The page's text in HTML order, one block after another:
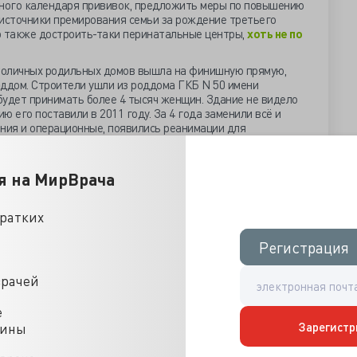
на МирВрача
Регистрация
Регистрация
календаря прививок, предложить меры по повышению
премирования семьи за рождение третьего
достроить-таки перинатальные центры, хоть не по
родильных домов вышла на финишную прямую,
Строители ушли из роддома ГКБ N 50 имени
принимать более 4 тысяч женщин. Здание не видело
его поставили в 2011 году. За 4 года заменили всё и
и операционные, появились реанимации для
соблюдён,
все российские аптечные пункты на наличие
которых там быть не должно. Оные средства
медицинские учреждения, обеспеченные
процесса лекарственного аборта. Выявление
аборта на основе мифепристона и мизопростола в
Росздравнадзор к такому поиску не уполномочен…
решил окончательно избавить страну от лучшей
к общероссийскому стандарту. Главный врач Махсон
в отраслевые лидеры и активно мешающий
трудового контракта. Назначенный на его место
РОНЦ» и зам по хирургии Павел Кононец
без объяснения причин ДЗ заменил его на «местного» -
Нет никаких оснований думать, что
ДЗ завершил